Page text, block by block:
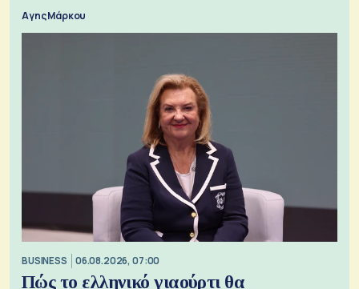
Αγης Μάρκου
BUSINESS 06.08.2026, 07:00
Πώς το ελληνικό γιαούρτι θα